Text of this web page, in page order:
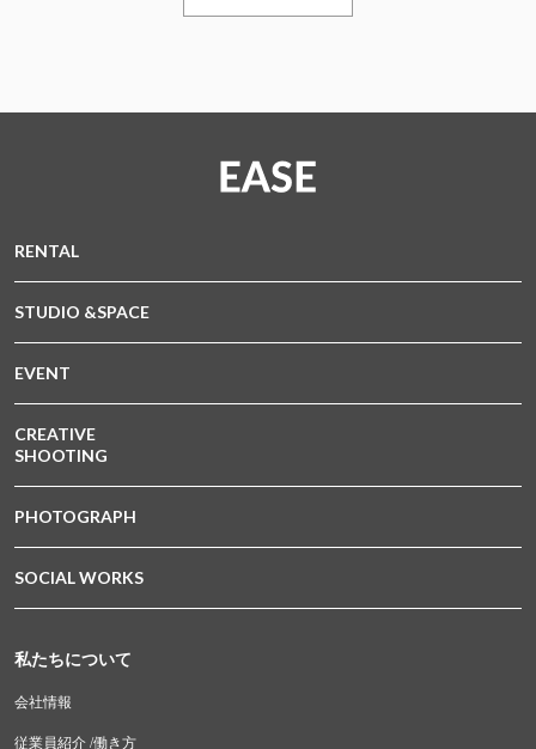
RENTAL
STUDIO &SPACE
EVENT
CREATIVE
SHOOTING
PHOTOGRAPH
SOCIAL WORKS
私たちについて
会社情報
従業員紹介 /働き方